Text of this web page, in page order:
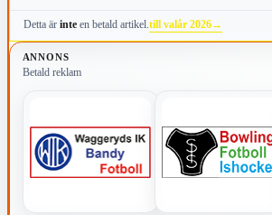
viktigast för kommunens invånare i höst och
mest kända personen i kommunen.
Detta ärinte en betald artikel.till valår 2026→
ANNONS
Betald reklam